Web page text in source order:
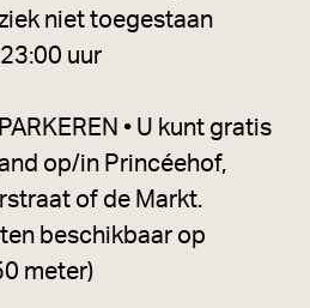
niet toegestaan
uur
• U kunt gratis
op/in Princéehof,
of de Markt.
beschikbaar op
meter)